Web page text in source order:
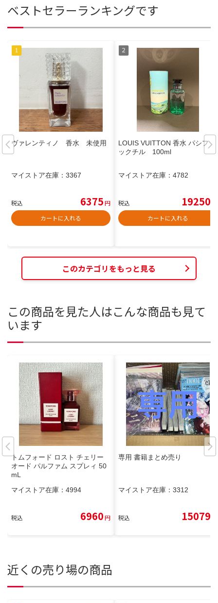
ベストセラーランキングです
ヴァレンティノ 香水 未使用
マイストア在庫： 3367
税込 6375円
カートに入れる
LOUIS VUITTON 香水 パシフィ
ックチル 100ml
マイストア在庫： 4782
税込 19250
カートに入れる
このカテゴリをもっと見る
この商品を見た人はこんな商品も見て
います
トムフォード ロスト チェリー
オード パルファム スプレィ 50
mL
マイストア在庫： 4994
税込 6960円
専用 書籍まとめ売り
マイストア在庫： 3312
税込 15079
近くの売り場の商品